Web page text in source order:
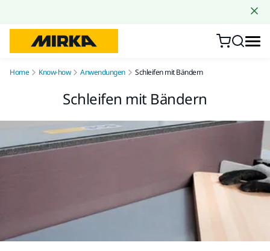
Home Know-how Anwendungen Schleifen mit Bändern
Schleifen mit Bändern